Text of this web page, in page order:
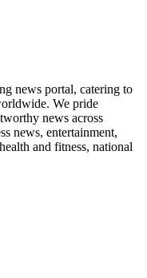
news portal, catering to
We pride
news across
news, entertainment,
and fitness, national